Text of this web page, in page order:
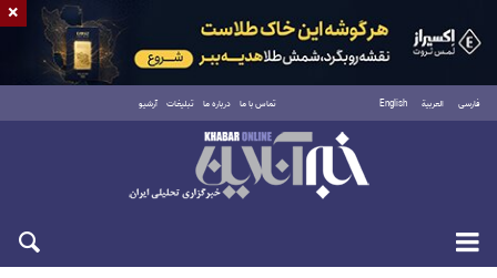
فارسی العربية English تماس با ما درباره ما تبلیغات آرشیو
پنجشنبه ۱۵ مرداد ۱۴۰۵
×